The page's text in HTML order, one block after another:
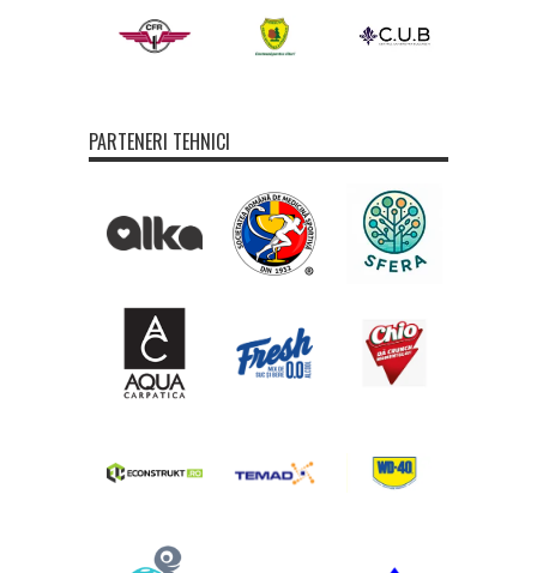
PARTENERI TEHNICI